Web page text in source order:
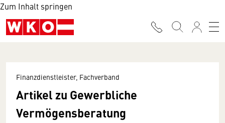
Zum Inhalt springen
Finanzdienstleister, Fachverband
Artikel zu Gewerbliche
Vermögensberatung